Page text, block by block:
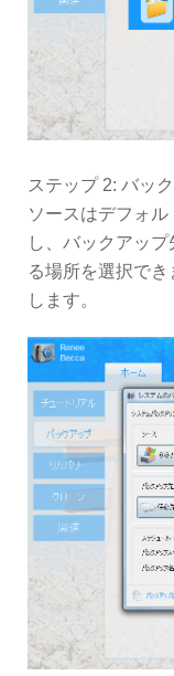
ステップ 2: バッ
ソースはデフォ
し、バックアッ
る場所を選択で
します。